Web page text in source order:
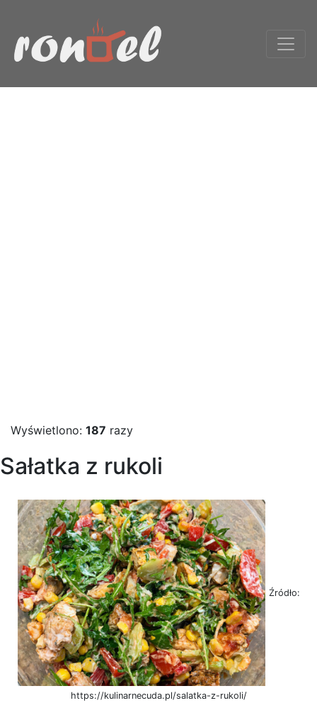
Wyświetlono: 187 razy
Sałatka z rukoli
Źródło:
https://kulinarnecuda.pl/salatka-z-rukoli/